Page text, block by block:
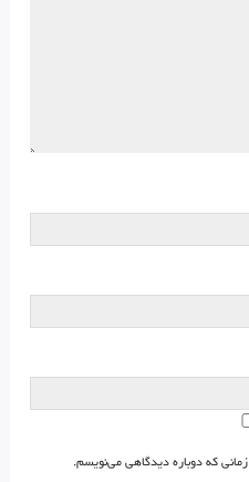
که دوباره دیدگاهی می‌نویسم.